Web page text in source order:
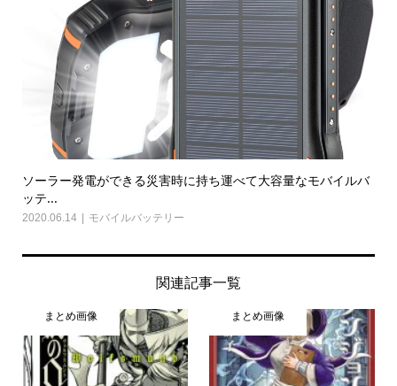
ソーラー発電ができる災害時に持ち運べて大容量なモバイルバ
ッテ...
2020.06.14 モバイルバッテリー
関連記事一覧
まとめ画像 まとめ画像